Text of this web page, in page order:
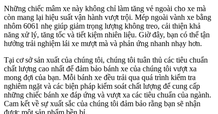
Những chiếc mâm xe này không chỉ làm tăng vẻ ngoài cho xe mà
còn mang lại hiệu suất vận hành vượt trội. Mép ngoài vành xe bằng
nhôm 6061 nhẹ giúp giảm trọng lượng không treo, cải thiện khả
năng xử lý, tăng tốc và tiết kiệm nhiên liệu. Giờ đây, bạn có thể tận
hưởng trải nghiệm lái xe mượt mà và phản ứng nhanh nhạy hơn.
Tại cơ sở sản xuất của chúng tôi, chúng tôi tuân thủ các tiêu chuẩn
chất lượng cao nhất để đảm bảo bánh xe của chúng tôi vượt xa
mong đợi của bạn. Mỗi bánh xe đều trải qua quá trình kiểm tra
nghiêm ngặt và các biện pháp kiểm soát chất lượng để cung cấp
những chiếc bánh xe đáp ứng và vượt xa các tiêu chuẩn của ngành.
Cam kết về sự xuất sắc của chúng tôi đảm bảo rằng bạn sẽ nhận
được một sản phẩm bền bỉ.